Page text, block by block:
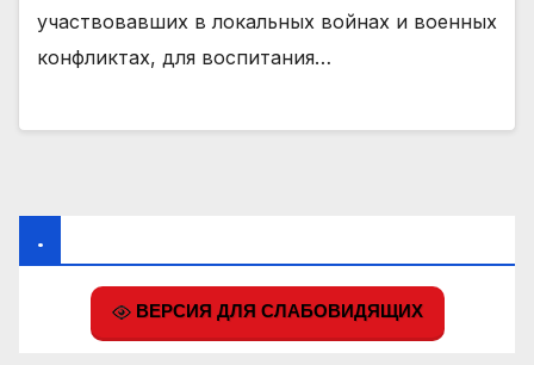
участвовавших в локальных войнах и военных
конфликтах, для воспитания…
.
ВЕРСИЯ ДЛЯ СЛАБОВИДЯЩИХ